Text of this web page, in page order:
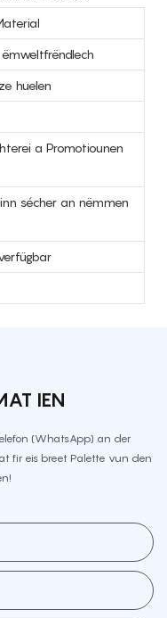
huelen
a Promotiounen
sécher an nëmmen
IEN
(WhatsApp) an der
fir eis breet Palette vun den